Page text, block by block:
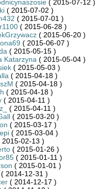
( 2015-07-12 )
( 2015-07-02 )
( 2015-07-01 )
( 2015-06-28 )
( 2015-06-20 )
( 2015-06-07 )
( 2015-05-15 )
Katarzyna ( 2015-05-04 )
( 2015-05-03 )
( 2015-04-18 )
( 2015-04-18 )
( 2015-04-18 )
( 2015-04-11 )
( 2015-04-11 )
( 2015-03-20 )
( 2015-03-17 )
( 2015-03-04 )
2015-02-13 )
( 2015-01-26 )
( 2015-01-11 )
( 2015-01-01 )
( 2014-12-31 )
( 2014-12-17 )